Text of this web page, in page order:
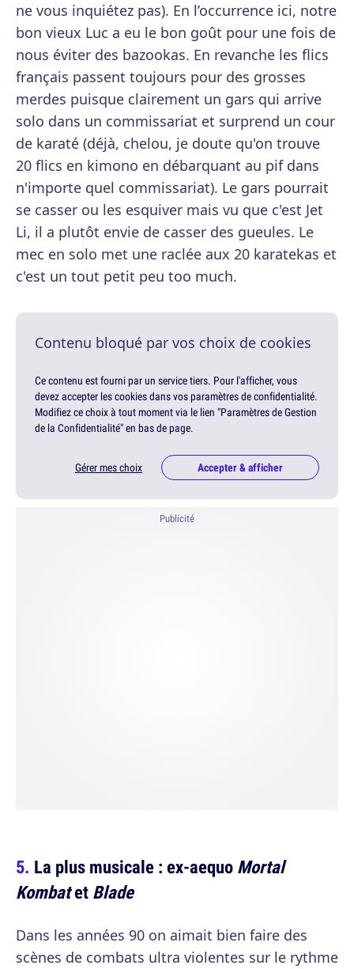
ne vous inquiétez pas). En l’occurrence ici, notre
bon vieux Luc a eu le bon goût pour une fois de
nous éviter des bazookas. En revanche les flics
français passent toujours pour des grosses
merdes puisque clairement un gars qui arrive
solo dans un commissariat et surprend un cour
de karaté (déjà, chelou, je doute qu'on trouve
20 flics en kimono en débarquant au pif dans
n'importe quel commissariat). Le gars pourrait
se casser ou les esquiver mais vu que c'est Jet
Li, il a plutôt envie de casser des gueules. Le
mec en solo met une raclée aux 20 karatekas et
c'est un tout petit peu too much.
Contenu bloqué par vos choix de cookies
Ce contenu est fourni par un service tiers. Pour l'afficher, vous
devez accepter les cookies dans vos paramètres de confidentialité.
Modifiez ce choix à tout moment via le lien "Paramètres de Gestion
de la Confidentialité" en bas de page.
Gérer mes choix Accepter & afficher
Publicité
La plus musicale : ex-aequoMortal
KombatetBlade
Dans les années 90 on aimait bien faire des
scènes de combats ultra violentes sur le rythme